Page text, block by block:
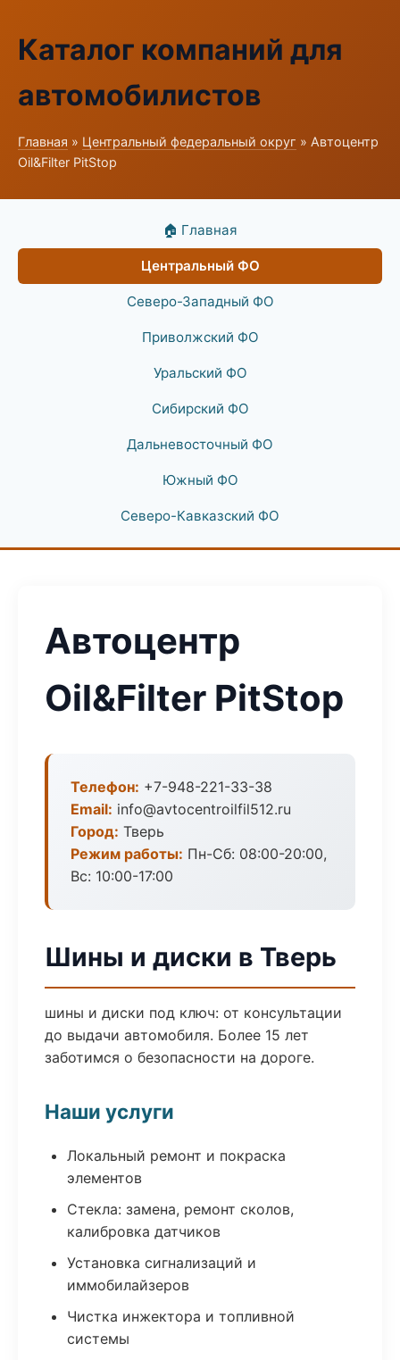
Каталог компаний для
автомобилистов
Главная » Центральный федеральный округ » Автоцентр
Oil&Filter PitStop
🏠 Главная
Центральный ФО
Северо-Западный ФО
Приволжский ФО
Уральский ФО
Сибирский ФО
Дальневосточный ФО
Южный ФО
Северо-Кавказский ФО
Автоцентр
Oil&Filter PitStop
Телефон: +7-948-221-33-38
Email: info@avtocentroilfil512.ru
Город: Тверь
Режим работы: Пн-Сб: 08:00-20:00,
Вс: 10:00-17:00
Шины и диски в Тверь
шины и диски под ключ: от консультации
до выдачи автомобиля. Более 15 лет
заботимся о безопасности на дороге.
Наши услуги
Локальный ремонт и покраска
элементов
Стекла: замена, ремонт сколов,
калибровка датчиков
Установка сигнализаций и
иммобилайзеров
Чистка инжектора и топливной
системы